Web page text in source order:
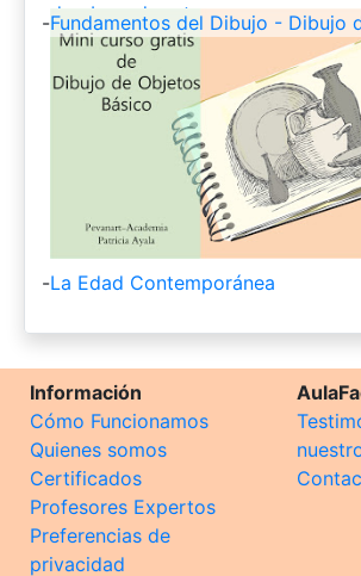
de obras de arte
-Fundamentos del Dibujo - Dibujo
-La Edad Contemporánea
Información
Cómo Funcionamos
Quienes somos
Certificados
Profesores Expertos
Preferencias de
privacidad